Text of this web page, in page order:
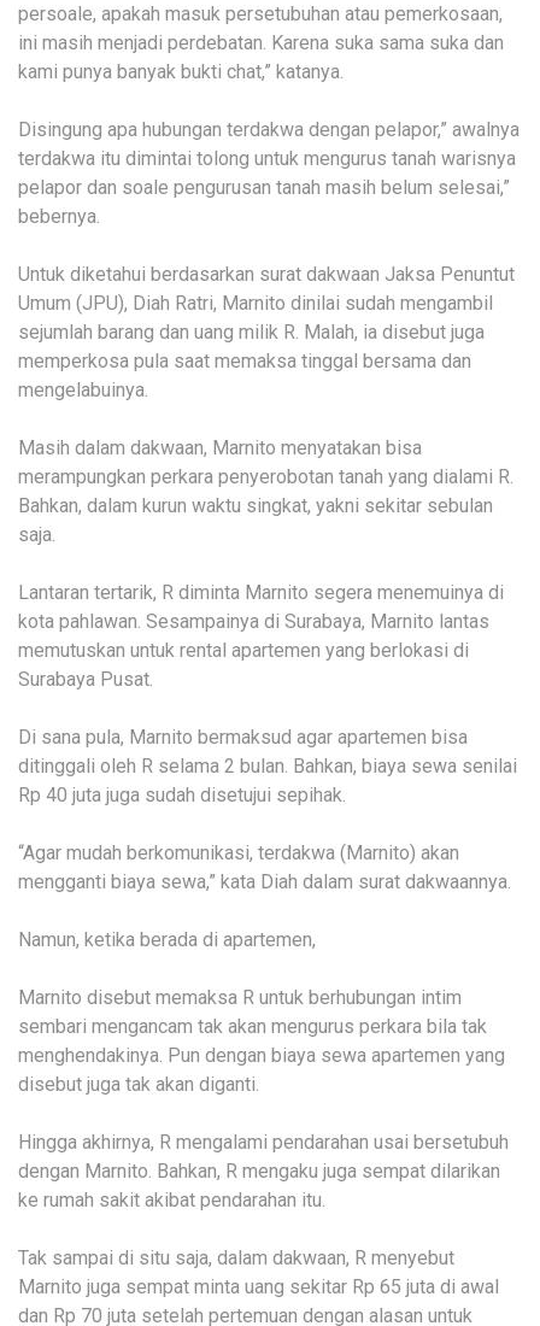
persoale, apakah masuk persetubuhan atau pemerkosaan,
ini masih menjadi perdebatan. Karena suka sama suka dan
kami punya banyak bukti chat,” katanya.
Disingung apa hubungan terdakwa dengan pelapor,” awalnya
terdakwa itu dimintai tolong untuk mengurus tanah warisnya
pelapor dan soale pengurusan tanah masih belum selesai,”
bebernya.
Untuk diketahui berdasarkan surat dakwaan Jaksa Penuntut
Umum (JPU), Diah Ratri, Marnito dinilai sudah mengambil
sejumlah barang dan uang milik R. Malah, ia disebut juga
memperkosa pula saat memaksa tinggal bersama dan
mengelabuinya.
Masih dalam dakwaan, Marnito menyatakan bisa
merampungkan perkara penyerobotan tanah yang dialami R.
Bahkan, dalam kurun waktu singkat, yakni sekitar sebulan
saja.
Lantaran tertarik, R diminta Marnito segera menemuinya di
kota pahlawan. Sesampainya di Surabaya, Marnito lantas
memutuskan untuk rental apartemen yang berlokasi di
Surabaya Pusat.
Di sana pula, Marnito bermaksud agar apartemen bisa
ditinggali oleh R selama 2 bulan. Bahkan, biaya sewa senilai
Rp 40 juta juga sudah disetujui sepihak.
“Agar mudah berkomunikasi, terdakwa (Marnito) akan
mengganti biaya sewa,” kata Diah dalam surat dakwaannya.
Namun, ketika berada di apartemen,
Marnito disebut memaksa R untuk berhubungan intim
sembari mengancam tak akan mengurus perkara bila tak
menghendakinya. Pun dengan biaya sewa apartemen yang
disebut juga tak akan diganti.
Hingga akhirnya, R mengalami pendarahan usai bersetubuh
dengan Marnito. Bahkan, R mengaku juga sempat dilarikan
ke rumah sakit akibat pendarahan itu.
Tak sampai di situ saja, dalam dakwaan, R menyebut
Marnito juga sempat minta uang sekitar Rp 65 juta di awal
dan Rp 70 juta setelah pertemuan dengan alasan untuk